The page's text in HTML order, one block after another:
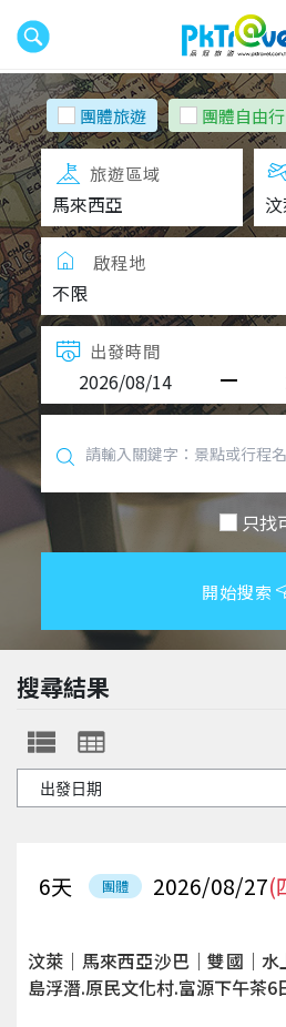
團體旅遊 團體自由行
旅遊區域
啟程地
出發時間
只找
開始搜索
搜尋結果
團體 2026/08/27(
6天
汶萊｜馬來西亞沙巴｜雙國｜
島浮潛.原民文化村.富源下午茶6